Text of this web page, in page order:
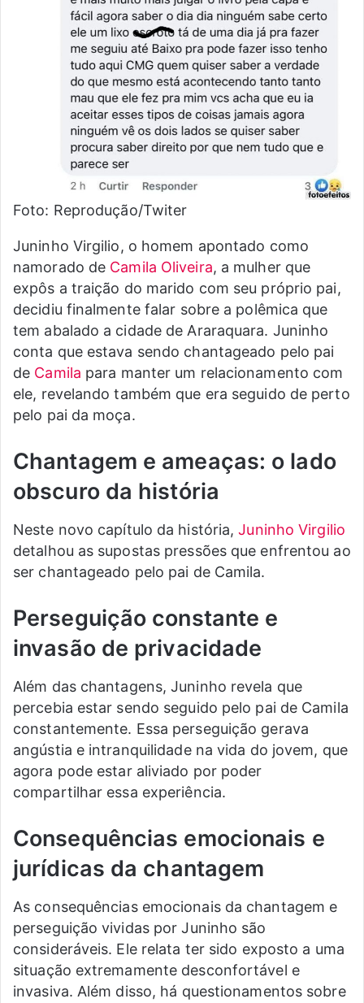
Foto: Reprodução/Twiter
Juninho Virgilio, o homem apontado como
namorado de Camila Oliveira, a mulher que
expôs a traição do marido com seu próprio pai,
decidiu finalmente falar sobre a polêmica que
tem abalado a cidade de Araraquara. Juninho
conta que estava sendo chantageado pelo pai
de Camila para manter um relacionamento com
ele, revelando também que era seguido de perto
pelo pai da moça.
Chantagem e ameaças: o lado
obscuro da história
Neste novo capítulo da história,Juninho Virgilio
detalhou as supostas pressões que enfrentou ao
ser chantageado pelo pai de Camila.
Perseguição constante e
invasão de privacidade
Além das chantagens, Juninho revela que
percebia estar sendo seguido pelo pai de Camila
constantemente. Essa perseguição gerava
angústia e intranquilidade na vida do jovem, que
agora pode estar aliviado por poder
compartilhar essa experiência.
Consequências emocionais e
jurídicas da chantagem
As consequências emocionais da chantagem e
perseguição vividas por Juninho são
consideráveis. Ele relata ter sido exposto a uma
situação extremamente desconfortável e
invasiva. Além disso, há questionamentos sobre